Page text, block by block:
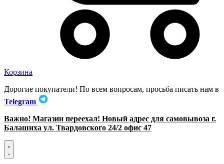
Корзина
Дорогие покупатели! По всем вопросам, просьба писать нам в
Telegram
Важно! Магазин переехал! Новый адрес для самовывоза г.
Балашиха ул. Твардовского 24/2 офис 47